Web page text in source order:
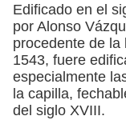
Edificado en el
por Alonso
procedente de la
1543, fuere
especialmente
la capilla,
del siglo XVIII.